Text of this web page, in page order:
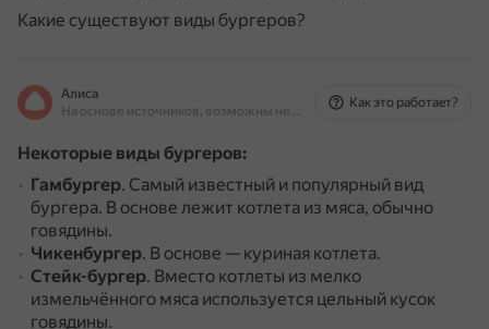
Какие существуют виды бургеров?
Алиса
На основе источников, возможны неточности
Как это работает?
Некоторые виды бургеров:
Гамбургер. Самый известный и популярный вид
бургера. В основе лежит котлета из мяса, обычно
говядины.
Чикенбургер. В основе — куриная котлета.
Стейк-бургер. Вместо котлеты из мелко
измельчённого мяса используется цельный кусок
говядины.